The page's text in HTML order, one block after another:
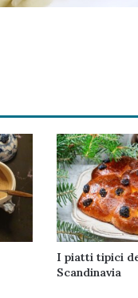
I piatti tipici
Scandinavia